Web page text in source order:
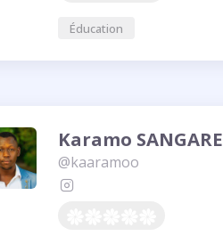
Éducation
Karamo SANGARE
@kaaramoo